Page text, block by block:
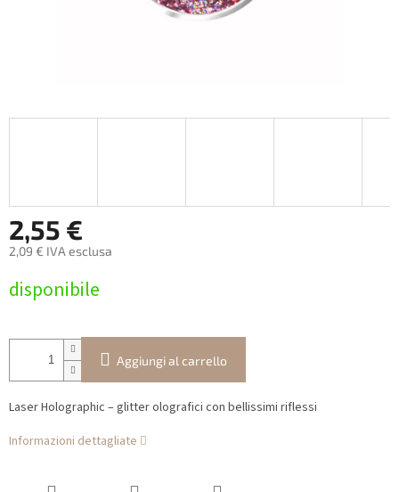
2,55 €
2,09 € IVA esclusa
della
disponibile
Aggiungi al carrello
Laser Holographic – glitter olografici con bellissimi riflessi
Informazioni dettagliate